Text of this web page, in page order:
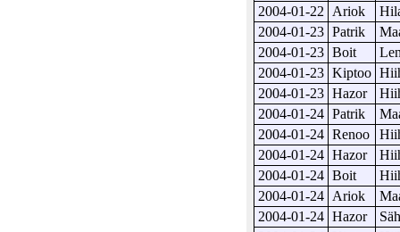
2004-01-22
Ariok
2004-01-23 Patrik
2004-01-23 Boit
2004-01-23 Kiptoo
2004-01-23 Hazor
2004-01-24 Patrik
2004-01-24 Renoo
2004-01-24 Hazor
2004-01-24 Boit
2004-01-24 Ariok
2004-01-24 Hazor